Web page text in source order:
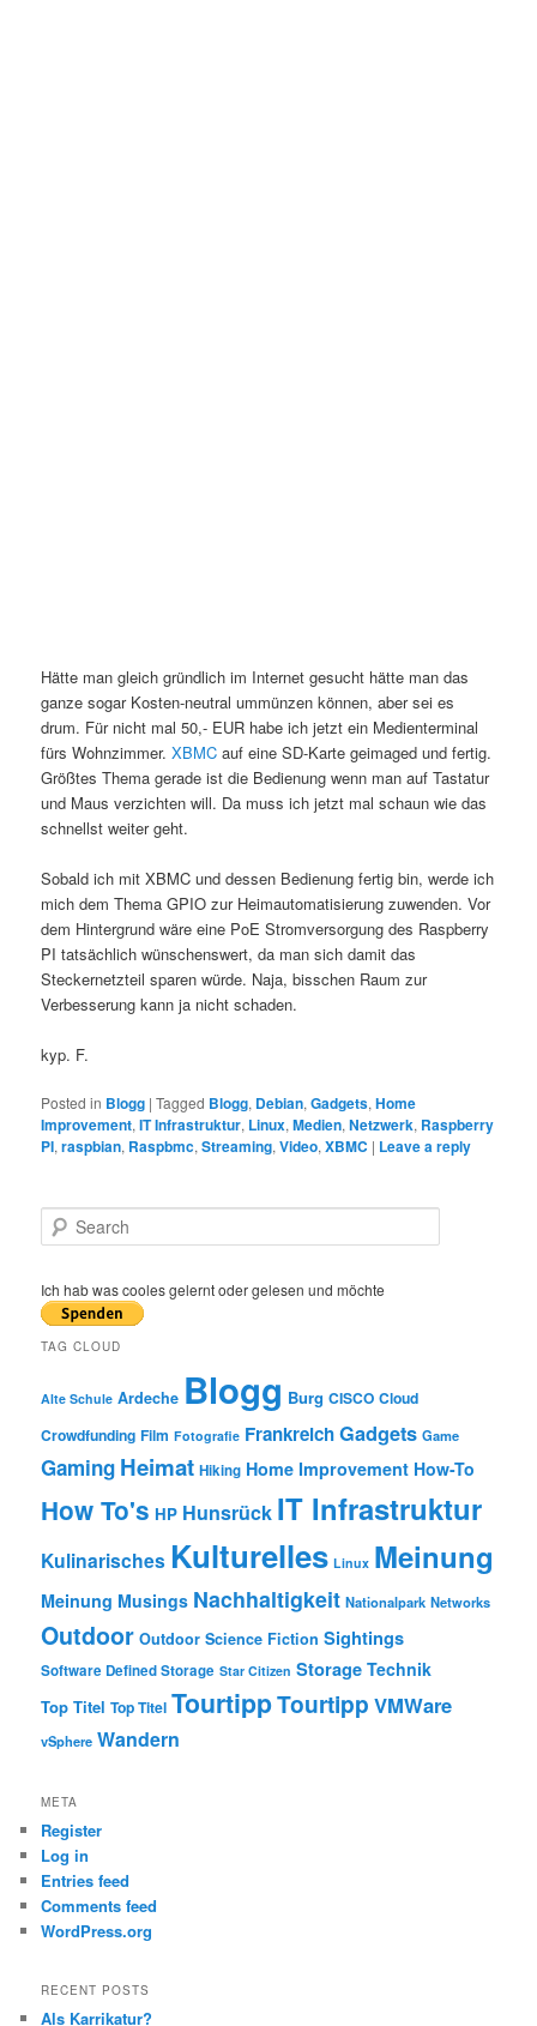
Hätte man gleich gründlich im Internet gesucht hätte man das
ganze sogar Kosten-neutral ummünzen können, aber sei es
drum. Für nicht mal 50,- EUR habe ich jetzt ein Medienterminal
fürs Wohnzimmer.XBMC auf eine SD-Karte geimaged und fertig.
Größtes Thema gerade ist die Bedienung wenn man auf Tastatur
und Maus verzichten will. Da muss ich jetzt mal schaun wie das
schnellst weiter geht.
Sobald ich mit XBMC und dessen Bedienung fertig bin, werde ich
mich dem Thema GPIO zur Heimautomatisierung zuwenden. Vor
dem Hintergrund wäre eine PoE Stromversorgung des Raspberry
PI tatsächlich wünschenswert, da man sich damit das
Steckernetzteil sparen würde. Naja, bisschen Raum zur
Verbesserung kann ja nicht schaden.
kyp. F.
Posted in Blogg |Tagged Blogg, Debian,Gadgets,Home
Improvement,IT Infrastruktur, Linux,Medien,Netzwerk, Raspberry
PI,raspbian, Raspbmc,Streaming,Video,XBMC | Leave a reply
e
r
c
h
Ich hab was cooles gelernt oder gelesen und möchte
TAG CLOUD
Alte Schule Ardeche Blogg Burg CISCO Cloud
Crowdfunding Film Fotografie FrankreichGadgets Game
Gaming Heimat Hiking Home Improvement How-To
How To's HP Hunsrück IT Infrastruktur
Kulinarisches Kulturelles Linux Meinung
Meinung Musings Nachhaltigkeit Nationalpark Networks
Outdoor Outdoor Science Fiction Sightings
Software Defined Storage Star Citizen Storage Technik
Top Titel Top Titel TourtippTourtipp VMWare
vSphere Wandern
META
Register
Log in
Entries feed
Comments feed
WordPress.org
RECENT POSTS
Als Karrikatur?